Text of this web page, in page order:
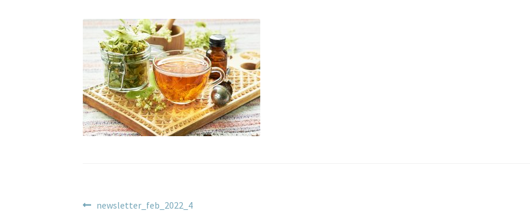
Beitragsnavigation
Vorheriger
newsletter_feb_2022_4